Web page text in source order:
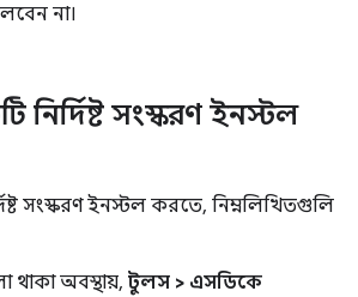
না।
নির্দিষ্ট সংস্করণ ইনস্টল
সংস্করণ ইনস্টল করতে, নিম্নলিখিতগুলি
থাকা অবস্থায়, টুলস > এসডিকে